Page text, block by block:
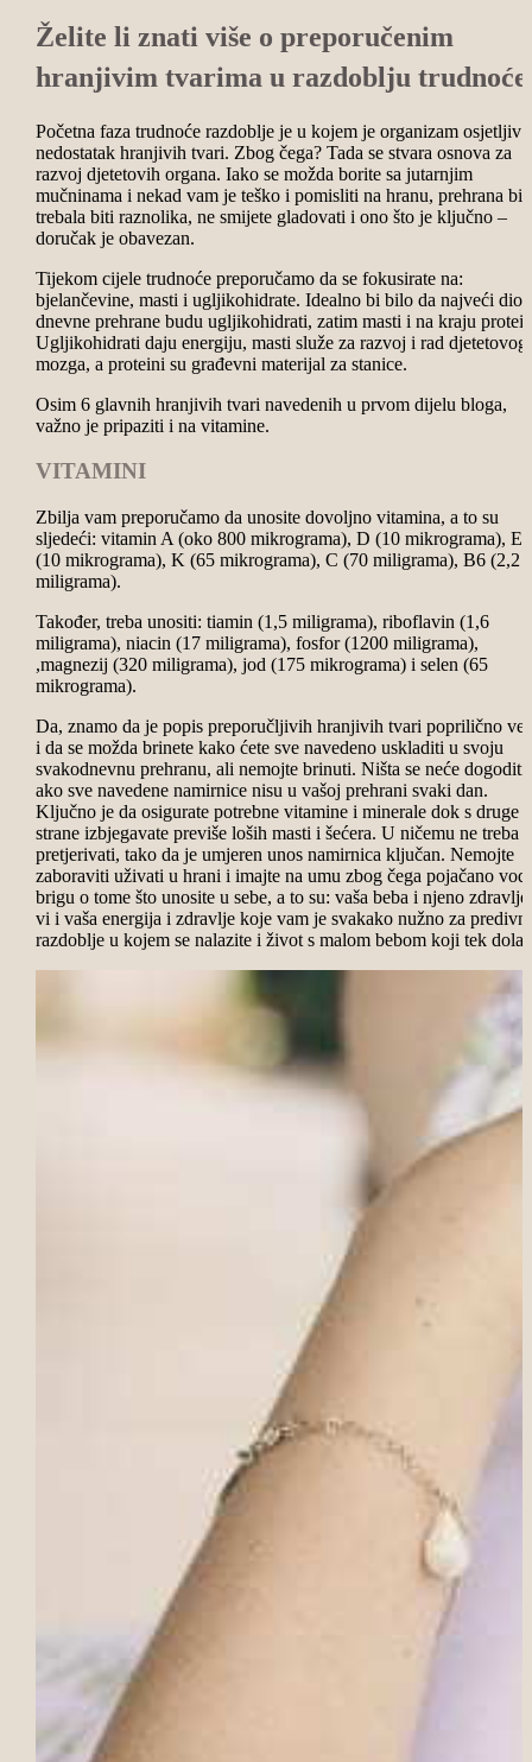
Želite li znati više o preporučenim
hranjivim tvarima u razdoblju
Početna faza trudnoće razdoblje je u kojem je organizam osjetljiv
nedostatak hranjivih tvari. Zbog čega? Tada se stvara osnova za
razvoj djetetovih organa. Iako se možda borite sa jutarnjim
mučninama i nekad vam je teško i pomisliti na hranu, prehrana bi
trebala biti raznolika, ne smijete gladovati i ono što je ključno –
doručak je obavezan.
Tijekom cijele trudnoće preporučamo da se fokusirate na:
bjelančevine, masti i ugljikohidrate. Idealno bi bilo da najveći dio
dnevne prehrane budu ugljikohidrati, zatim masti i na kraju
Ugljikohidrati daju energiju, masti služe za razvoj i rad djetetovog
mozga, a proteini su građevni materijal za stanice.
Osim 6 glavnih hranjivih tvari navedenih u prvom dijelu bloga,
važno je pripaziti i na vitamine.
VITAMINI
Zbilja vam preporučamo da unosite dovoljno vitamina, a to su
sljedeći: vitamin A (oko 800 mikrograma), D (10 mikrograma), E
(10 mikrograma), K (65 mikrograma), C (70 miligrama), B6 (2,2
miligrama).
Također, treba unositi: tiamin (1,5 miligrama), riboflavin (1,6
miligrama), niacin (17 miligrama), fosfor (1200 miligrama),
,magnezij (320 miligrama), jod (175 mikrograma) i selen (65
mikrograma).
Da, znamo da je popis preporučljivih hranjivih tvari poprilično
i da se možda brinete kako ćete sve navedeno uskladiti u svoju
svakodnevnu prehranu, ali nemojte brinuti. Ništa se neće dogoditi
ako sve navedene namirnice nisu u vašoj prehrani svaki dan.
Ključno je da osigurate potrebne vitamine i minerale dok s druge
strane izbjegavate previše loših masti i šećera. U ničemu ne treba
pretjerivati, tako da je umjeren unos namirnica ključan. Nemojte
zaboraviti uživati u hrani i imajte na umu zbog čega pojačano
brigu o tome što unosite u sebe, a to su: vaša beba i njeno zdravlje,
vi i vaša energija i zdravlje koje vam je svakako nužno za
razdoblje u kojem se nalazite i život s malom bebom koji tek